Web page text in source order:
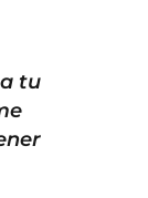
tu